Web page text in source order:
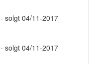
- solgt 04/11-2017
- solgt 04/11-2017